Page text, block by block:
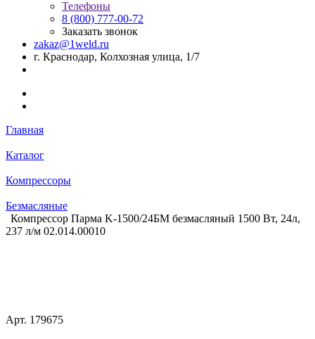
Телефоны
8 (800) 777-00-72
Заказать звонок
zakaz@1weld.ru
г. Краснодар, Колхозная улица, 1/7
Главная
Каталог
Компрессоры
Безмасляные
Компрессор Парма K-1500/24БМ безмасляный 1500 Вт, 24л,
237 л/м 02.014.00010
Арт. 179675